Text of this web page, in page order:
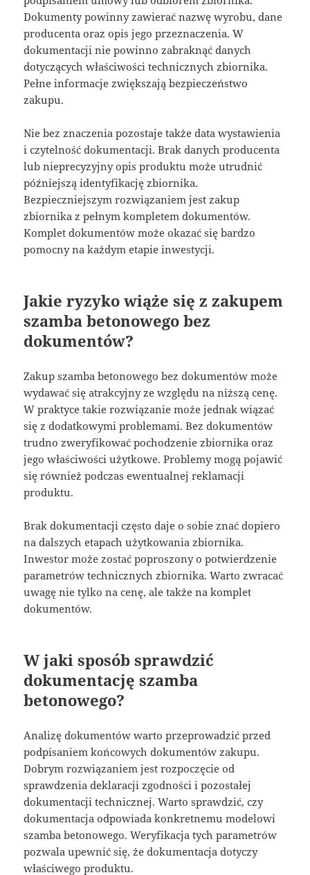
Dokumenty powinny zawierać nazwę wyrobu, dane
producenta oraz opis jego przeznaczenia. W
dokumentacji nie powinno zabraknąć danych
dotyczących właściwości technicznych zbiornika.
Pełne informacje zwiększają bezpieczeństwo
zakupu.
Nie bez znaczenia pozostaje także data wystawienia
i czytelność dokumentacji. Brak danych producenta
lub nieprecyzyjny opis produktu może utrudnić
późniejszą identyfikację zbiornika.
Bezpieczniejszym rozwiązaniem jest zakup
zbiornika z pełnym kompletem dokumentów.
Komplet dokumentów może okazać się bardzo
pomocny na każdym etapie inwestycji.
Jakie ryzyko wiąże się z zakupem
szamba betonowego bez
dokumentów?
Zakup szamba betonowego bez dokumentów może
wydawać się atrakcyjny ze względu na niższą cenę.
W praktyce takie rozwiązanie może jednak wiązać
się z dodatkowymi problemami. Bez dokumentów
trudno zweryfikować pochodzenie zbiornika oraz
jego właściwości użytkowe. Problemy mogą pojawić
się również podczas ewentualnej reklamacji
produktu.
Brak dokumentacji często daje o sobie znać dopiero
na dalszych etapach użytkowania zbiornika.
Inwestor może zostać poproszony o potwierdzenie
parametrów technicznych zbiornika. Warto zwracać
uwagę nie tylko na cenę, ale także na komplet
dokumentów.
W jaki sposób sprawdzić
dokumentację szamba
betonowego?
Analizę dokumentów warto przeprowadzić przed
podpisaniem końcowych dokumentów zakupu.
Dobrym rozwiązaniem jest rozpoczęcie od
sprawdzenia deklaracji zgodności i pozostałej
dokumentacji technicznej. Warto sprawdzić, czy
dokumentacja odpowiada konkretnemu modelowi
szamba betonowego. Weryfikacja tych parametrów
pozwala upewnić się, że dokumentacja dotyczy
właściwego produktu.